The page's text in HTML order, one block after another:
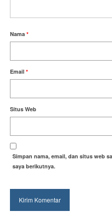
Nama *
Email *
Situs Web
Simpan nama, email, dan situs web
saya berikutnya.